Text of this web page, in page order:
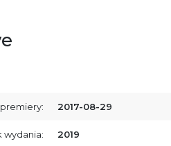
2017-08-29
wydania: 2019